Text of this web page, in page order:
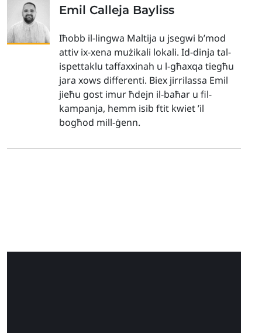
Emil Calleja Bayliss
Iħobb il-lingwa Maltija u jsegwi b’mod
attiv ix-xena mużikali lokali. Id-dinja tal-
ispettaklu taffaxxinah u l-għaxqa tiegħu
jara xows differenti. Biex jirrilassa Emil
jieħu gost imur ħdejn il-baħar u fil-
kampanja, hemm isib ftit kwiet ’il
bogħod mill-ġenn.